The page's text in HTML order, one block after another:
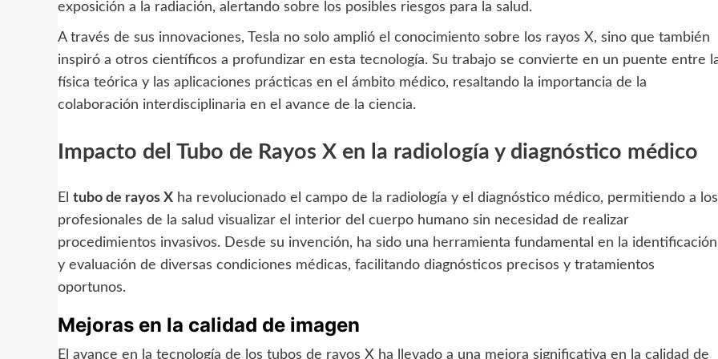
exposición a la radiación, alertando sobre los posibles riesgos para la salud.
A través de sus innovaciones, Tesla no solo amplió el conocimiento sobre los rayos X, sino que también
inspiró a otros científicos a profundizar en esta tecnología. Su trabajo se convierte en un puente entre
física teórica y las aplicaciones prácticas en el ámbito médico, resaltando la importancia de la
colaboración interdisciplinaria en el avance de la ciencia.
Impacto del Tubo de Rayos X en la radiología y diagnóstico médico
El tubo de rayos X ha revolucionado el campo de la radiología y el diagnóstico médico, permitiendo a los
profesionales de la salud visualizar el interior del cuerpo humano sin necesidad de realizar
procedimientos invasivos. Desde su invención, ha sido una herramienta fundamental en la identificación
y evaluación de diversas condiciones médicas, facilitando diagnósticos precisos y tratamientos
oportunos.
Mejoras en la calidad de imagen
El avance en la tecnología de los tubos de rayos X ha llevado a una mejora significativa en la calidad de